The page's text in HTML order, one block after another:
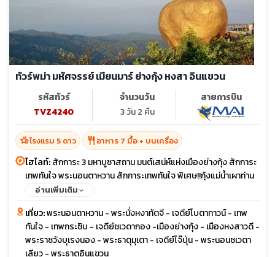
ทัวร์พม่า มหัศจรรย์ เมียนมาร์ ย่างกุ้ง หงสา อินแขวน
รหัสทัวร์
TVZ4240
จำนวนวัน
3 วัน 2 คืน
สายการบิน
hotel_classโรงแรม 5 ดาว restaurant อาหาร 7 มื้อ + บนเครื่อง
ไฮไลท์:สักการะ 3 มหาบูชาสถาน มนต์เสน่ห์แห่งเมืองย่างกุ้ง สักการะ
เทพทันใจ พระนอนตาหวาน สักการะเทพทันใจ พิเศษ!!กุ้งแม่น้ำเผาท่าน
ละ 1 ตัว พักบนพระธาตุอินทร์แขวน 1 คืน
อ่านเพิ่มเติม
เที่ยว:พระนอนตาหวาน - พระนั่งหงาทัตจี - เจดีย์โบตาทาวน์ - เทพ
ทันใจ - เทพกระซิบ - เจดีย์ชเวดากอง -เมืองย่างกุ้ง - เมืองหงสาวดี -
พระราชวังบุเรงนอง - พระธาตุมุเตา - เจดีย์ไจ๊ปุ่น - พระนอนชเวตา
เลียว - พระธาตุอินแขวน